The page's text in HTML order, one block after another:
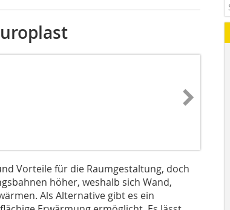
Vorteile für die Raumgestaltung, doch
höher, weshalb sich Wand,
Als Alter­native gibt es ein